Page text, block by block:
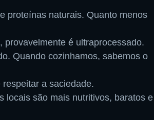
proteínas naturais. Quanto menos
é ultraprocessado.
Quando cozinhamos, sabemos o
a saciedade.
locais são mais nutritivos, baratos e